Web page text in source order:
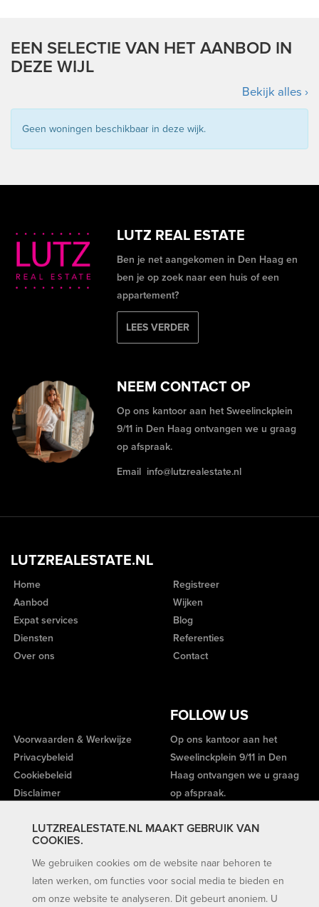
LUTZREALESTATE.NL MAAKT GEBRUIK VAN
COOKIES.
We gebruiken cookies om de website naar behoren te
laten werken, om functies voor social media te bieden en
om onze website te analyseren. Dit gebeurt anoniem. U
EEN SELECTIE VAN HET AANBOD IN
DEZE WIJL
Bekijk alles ›
Geen woningen beschikbaar in deze wijk.
LUTZ REAL ESTATE
Ben je net aangekomen in Den Haag en
ben je op zoek naar een huis of een
appartement?
LEES VERDER
NEEM CONTACT OP
Op ons kantoor aan het Sweelinckplein
9/11 in Den Haag ontvangen we u graag
op afspraak.
Email info@lutzrealestate.nl
LUTZREALESTATE.NL
Home
Aanbod
Expat services
Diensten
Over ons
Registreer
Wijken
Blog
Referenties
Contact
FOLLOW US
Voorwaarden & Werkwijze
Privacybeleid
Cookiebeleid
Disclaimer
Op ons kantoor aan het
Sweelinckplein 9/11 in Den
Haag ontvangen we u graag
op afspraak.